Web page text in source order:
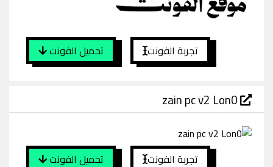
تحميل الفونت تجربة الفونت
zain pc v2 Lon0
تحميل الفونت تجربة الفونت